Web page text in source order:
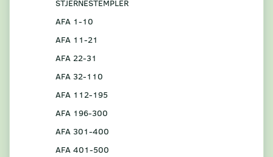
STJERNESTEMPLER
AFA 1-10
AFA 11-21
AFA 22-31
AFA 32-110
AFA 112-195
AFA 196-300
AFA 301-400
AFA 401-500